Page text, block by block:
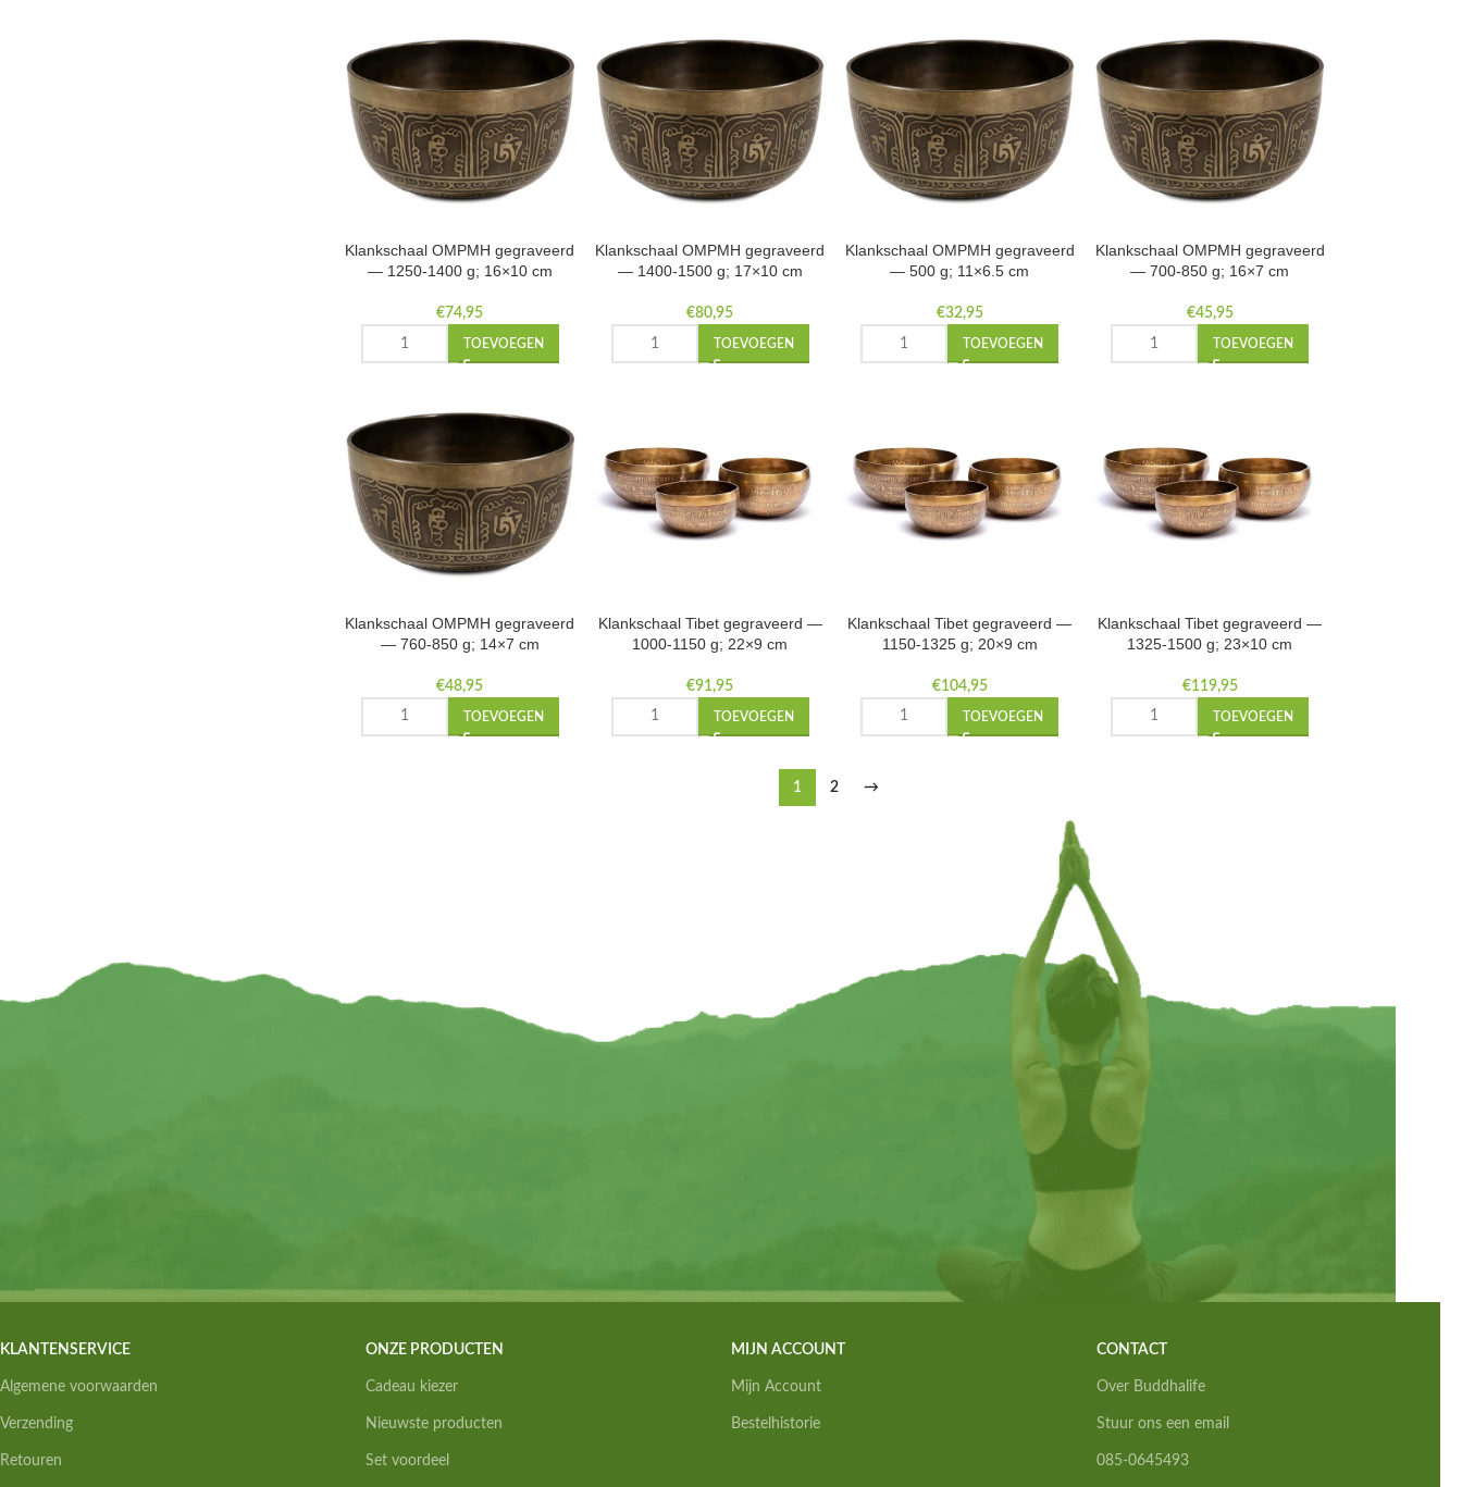
Klankschaal OMPMH gegraveerd
— 1250-1400 g; 16×10 cm
€74,95
TOEVOEGEN
Klankschaal OMPMH gegraveerd
— 1400-1500 g; 17×10 cm
€80,95
TOEVOEGEN
Klankschaal OMPMH gegraveerd
— 500 g; 11×6.5 cm
€32,95
TOEVOEGEN
Klankschaal OMPMH gegraveerd
— 700-850 g; 16×7 cm
€45,95
TOEVOEGEN
Klankschaal OMPMH gegraveerd
— 760-850 g; 14×7 cm
€48,95
TOEVOEGEN
Klankschaal Tibet gegraveerd —
1000-1150 g; 22×9 cm
€91,95
TOEVOEGEN
Klankschaal Tibet gegraveerd —
1150-1325 g; 20×9 cm
€104,95
TOEVOEGEN
Klankschaal Tibet gegraveerd —
1325-1500 g; 23×10 cm
€119,95
TOEVOEGEN
1 2 →
KLANTENSERVICE
Algemene voorwaarden
Verzending
Retouren
ONZE PRODUCTEN
Cadeau kiezer
Nieuwste producten
Set voordeel
MIJN ACCOUNT
Mijn Account
Bestelhistorie
CONTACT
Over Buddhalife
Stuur ons een email
085-0645493